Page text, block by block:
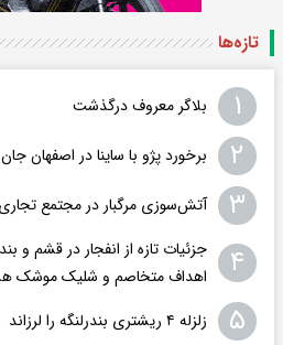
تازه‌ها
۱ بلاگر معروف درگذشت
۲ برخورد پژو با ساینا در اصفهان
۳ آتش‌سوزی مرگبار در مجتمع
۴
جزئیات تازه از انفجار در قشم و
اهداف متخاصم و شلیک موشک
۵ زلزله ۴ ریشتری بندرلنگه را لرزاند